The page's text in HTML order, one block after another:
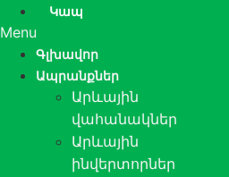
Կապ
Menu
Գլխավոր
Ապրանքներ
Արևային
վահանակներ
Արևային
ինվերտորներ